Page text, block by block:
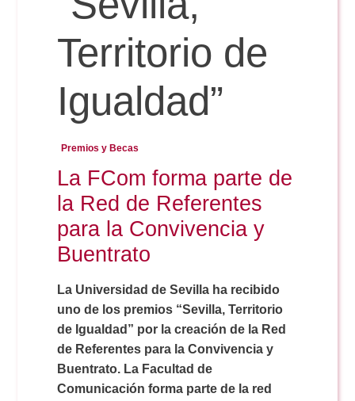
Reservas
Calendario Lectivo
Periodismo
Publicidad y RR.PP
Comunicación Audiovisual
Doble Grado PER/CAV
Publicidad y RR.PP
Comunicación Audiovisual
#YoPractico
Territorio de
Igualdad”
Premios y Becas
La FCom forma parte de
la Red de Referentes
para la Convivencia y
Buentrato
La Universidad de Sevilla ha recibido
uno de los premios “Sevilla, Territorio
de Igualdad” por la creación de la Red
de Referentes para la Convivencia y
Buentrato. La Facultad de
Comunicación forma parte de la red